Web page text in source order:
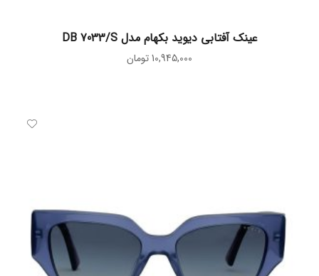
اطلاعات بیشتر
عینک آفتابی دیوید بکهام مدل DB 7033/S
10,945,000تومان